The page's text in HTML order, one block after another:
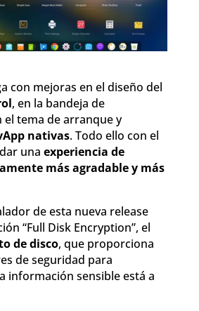
con mejoras en el diseño del
, en la bandeja de
tema de arranque y
nativas. Todo ello con el
una experiencia de
más agradable y más
de esta nueva release
“Full Disk Encryption”, el
de disco, que proporciona
de seguridad para
información sensible está a